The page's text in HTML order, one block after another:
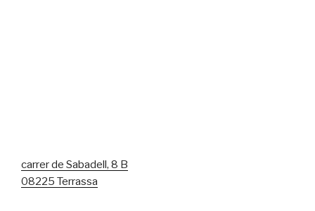
carrer de Sabadell, 8 B
08225 Terrassa